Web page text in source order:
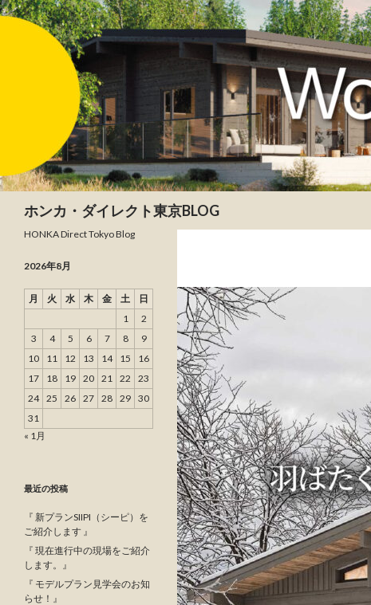
ホンカ・ダイレクト東京BLOG
HONKA Direct Tokyo Blog
2026年8月
月 火 水 木 金 土
日
1
2
3
4 5 6 7 8
9
10
11 12 13 14 15
16
17
18 19 20 21 22
23
24 25 26 27 28 29 30
31
« 1月
最近の投稿
『 新プランSIIPI（シーピ）を
ご紹介します 』
『 現在進行中の現場をご紹介
します。』
『 モデルプラン見学会のお知
らせ！』